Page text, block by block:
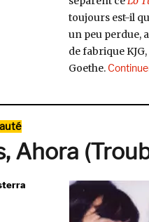
toujours est-il
un peu perdue,
de fabrique
Goethe.
Ahora